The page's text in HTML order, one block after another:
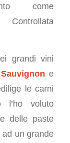
come
grandi vini
e
le carni
voluto
delle paste
un grande